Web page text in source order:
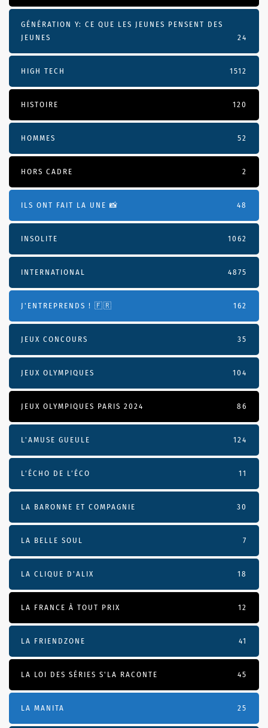
GÉNÉRATION Y: CE QUE LES JEUNES PENSENT DES
JEUNES
24
HIGH TECH 1512
HISTOIRE 120
HOMMES 52
HORS CADRE 2
ILS ONT FAIT LA UNE 📸 48
INSOLITE 1062
INTERNATIONAL 4875
J'ENTREPRENDS ! 🇫🇷 162
JEUX CONCOURS 35
JEUX OLYMPIQUES 104
JEUX OLYMPIQUES PARIS 2024 86
L'AMUSE GUEULE 124
L’ÉCHO DE L’ÉCO 11
LA BARONNE ET COMPAGNIE 30
LA BELLE SOUL 7
LA CLIQUE D'ALIX 18
LA FRANCE À TOUT PRIX 12
LA FRIENDZONE 41
LA LOI DES SÉRIES S'LA RACONTE 45
LA MANITA 25